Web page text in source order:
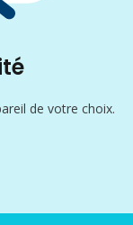
de votre choix.